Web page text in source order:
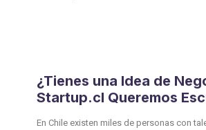
¿Tienes una Idea de
Startup.cl Queremos
En Chile existen miles de personas con